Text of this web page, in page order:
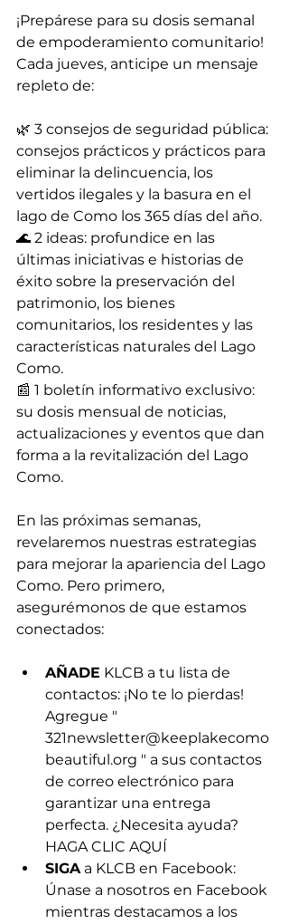
¡Prepárese para su dosis semanal
de empoderamiento comunitario!
Cada jueves, anticipe un mensaje
repleto de:
🌿 3 consejos de seguridad pública:
consejos prácticos y prácticos para
eliminar la delincuencia, los
vertidos ilegales y la basura en el
lago de Como los 365 días del año.
🌊 2 ideas: profundice en las
últimas iniciativas e historias de
éxito sobre la preservación del
patrimonio, los bienes
comunitarios, los residentes y las
características naturales del Lago
Como.
📰 1 boletín informativo exclusivo:
su dosis mensual de noticias,
actualizaciones y eventos que dan
forma a la revitalización del Lago
Como.
En las próximas semanas,
revelaremos nuestras estrategias
para mejorar la apariencia del Lago
Como. Pero primero,
asegurémonos de que estamos
conectados:
AÑADE KLCB a tu lista de
contactos: ¡No te lo pierdas!
Agregue "
321newsletter@keeplakecomo
beautiful.org " a sus contactos
de correo electrónico para
garantizar una entrega
perfecta. ¿Necesita ayuda?
HAGA CLIC AQUÍ
SIGA a KLCB en Facebook:
Únase a nosotros en Facebook
mientras destacamos a los